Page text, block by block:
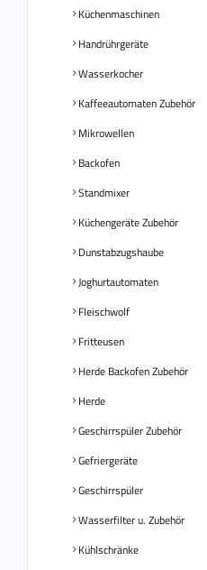
Küchenmaschinen
Handrührgeräte
Wasserkocher
Kaffeeautomaten Zubehör
Mikrowellen
Backofen
Standmixer
Küchengeräte Zubehör
Dunstabzugshaube
Joghurtautomaten
Fleischwolf
Fritteusen
Herde Backofen Zubehör
Herde
Geschirrspüler Zubehör
Gefriergeräte
Geschirrspüler
Wasserfilter u. Zubehör
Kühlschränke